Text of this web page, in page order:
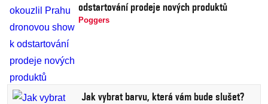
odstartování prodeje nových produktů
Poggers
Jak vybrat barvu, která vám bude slušet?